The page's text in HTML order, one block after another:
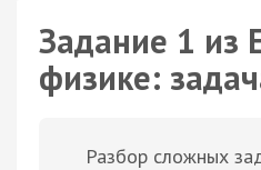
Задание 1 из
физике:
Разбор сложных